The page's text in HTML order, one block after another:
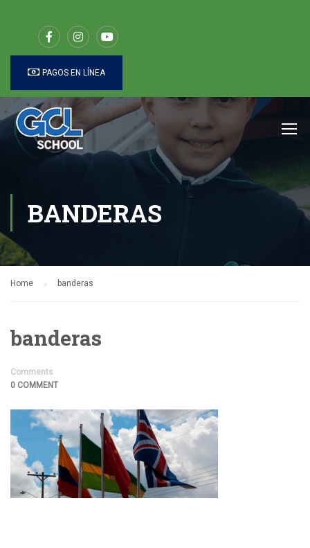
PAGOS EN LÍNEA
BANDERAS
Home banderas
banderas
Comments
0 COMMENT